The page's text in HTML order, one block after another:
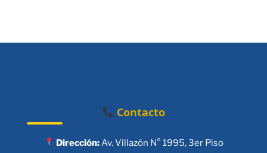
Contacto
Dirección:Av. Villazón N° 1995, 3er Piso